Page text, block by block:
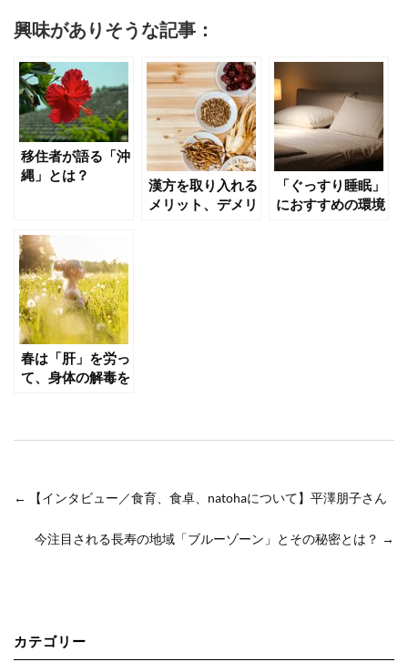
興味がありそうな記事：
移住者が語る「沖
縄」とは？
漢方を取り入れる
メリット、デメリ
「ぐっすり睡眠」
におすすめの環境
春は「肝」を労っ
て、身体の解毒を
← 【インタビュー／食育、食卓、natohaについて】平澤朋子さん
今注目される長寿の地域「ブルーゾーン」とその秘密とは？ →
カテゴリー